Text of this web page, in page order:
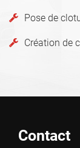
Pose de
Création de
Contact